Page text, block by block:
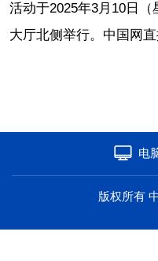
活动于2025年3月10日
大厅北侧举行。中国网直
电
版权所有